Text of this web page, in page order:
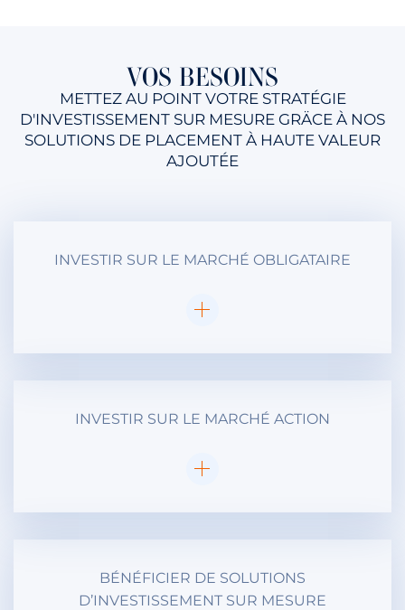
VOS BESOINS
METTEZ AU POINT VOTRE STRATÉGIE
D'INVESTISSEMENT SUR MESURE GRÄCE À NOS
SOLUTIONS DE PLACEMENT À HAUTE VALEUR
AJOUTÉE
INVESTIR SUR LE MARCHÉ OBLIGATAIRE
INVESTIR SUR LE MARCHÉ ACTION
BÉNÉFICIER DE SOLUTIONS
D’INVESTISSEMENT SUR MESURE